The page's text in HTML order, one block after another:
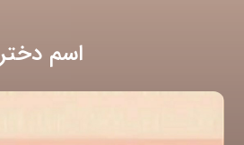
اسم دختر